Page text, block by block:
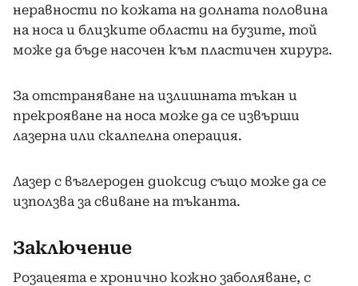
неравности по кожата на долната половина
на носа и близките области на бузите, той
може да бъде насочен към пластичен хирург.
За отстраняване на излишната тъкан и
прекрояване на носа може да се извърши
лазерна или скалпелна операция.
Лазер с въглероден диоксид също може да се
използва за свиване на тъканта.
Заключение
Розацеята е хронично кожно заболяване, с